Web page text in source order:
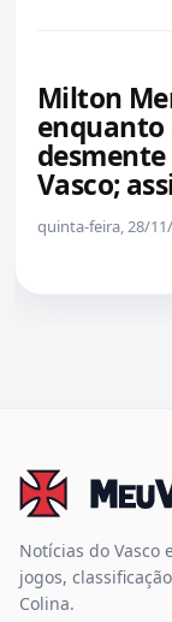
Milton
enquanto
desmente
Vasco;
quinta-feira, 28/
Notícias do Vasco
jogos,
Colina.